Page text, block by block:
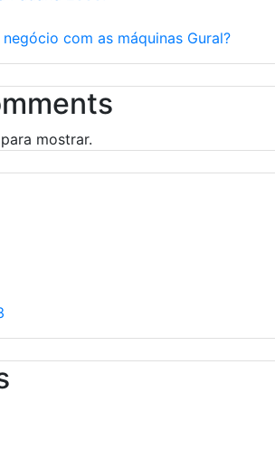
com as máquinas Gural?
mostrar.